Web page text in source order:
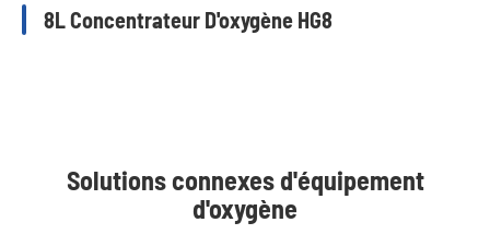
8L Concentrateur D'oxygène HG8
Solutions connexes d'équipement
d'oxygène